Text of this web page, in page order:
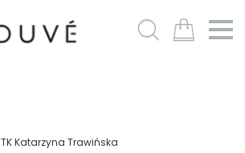
m
TK Katarzyna Trawińska